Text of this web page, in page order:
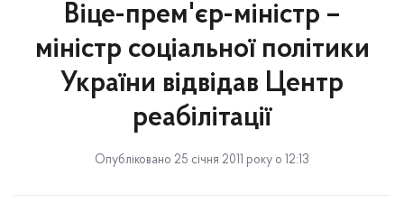
Віце-прем'єр-міністр –
міністр соціальної політики
України відвідав Центр
реабілітації
Опубліковано 25 січня 2011 року о 12:13